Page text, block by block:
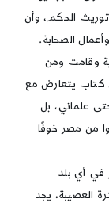
الحكم، وأن
الصحابة.
وقامت ومن
كتاب يتعارض مع
علماني، بل
من مصر خوفًا
في أي بلد
العصيبة، يجد